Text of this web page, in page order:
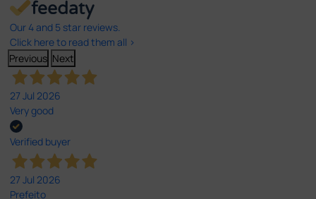
Our 4 and 5 star reviews.
Click here to read them all >
Previous Next
27 Jul 2026
Very good
Verified buyer
27 Jul 2026
Prefeito